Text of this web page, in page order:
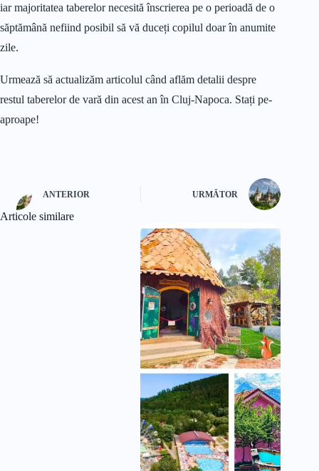
iar majoritatea taberelor necesită înscrierea pe o perioadă de o
săptămână nefiind posibil să vă duceți copilul doar în anumite
zile.
Urmează să actualizăm articolul când aflăm detalii despre
restul taberelor de vară din acest an în Cluj-Napoca. Stați pe-
aproape!
ANTERIOR URMĂTOR
Articole similare